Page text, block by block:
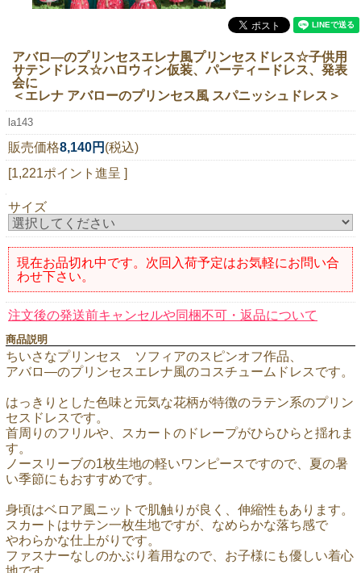
アバロ―のプリンセスエレナ風プリンセスドレス☆子供用
サテンドレス☆ハロウィン仮装、パーティードレス、発表
会に
＜エレナ アバローのプリンセス風 スパニッシュドレス＞
la143
販売価格8,140円 (税込)
[1,221ポイント進呈 ]
サイズ
現在お品切れ中です。次回入荷予定はお気軽にお問い合
わせ下さい。
注文後の発送前キャンセルや同梱不可・返品について
商品説明
ちいさなプリンセス ソフィアのスピンオフ作品、
アバロ―のプリンセスエレナ風のコスチュームドレスです。
はっきりとした色味と元気な花柄が特徴のラテン系のプリン
セスドレスです。
首周りのフリルや、スカートのドレープがひらひらと揺れま
す。
ノースリーブの1枚生地の軽いワンピースですので、夏の暑
い季節にもおすすめです。
身頃はベロア風ニットで肌触りが良く、伸縮性もあります。
スカートはサテン一枚生地ですが、なめらかな落ち感で
やわらかな仕上がりです。
ファスナーなしのかぶり着用なので、お子様にも優しい着心
0120-221-040
電話受付時間：月～金10:00~16:00 ※祝日除く